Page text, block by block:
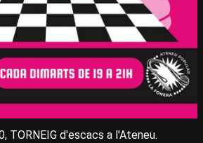
TORNEIG d'escacs a l'Ateneu.